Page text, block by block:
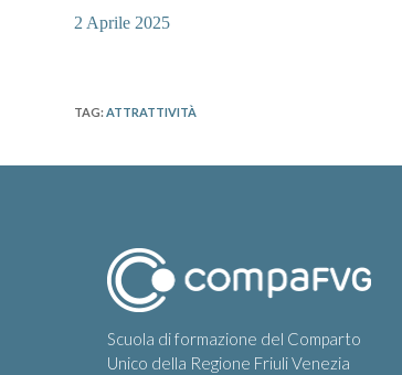
2 Aprile 2025
TAG:ATTRATTIVITÀ
Scuola di formazione del Comparto
Unico della Regione Friuli Venezia